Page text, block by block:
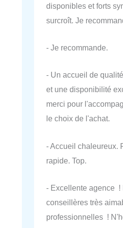
disponibles et forts
surcroît. Je
- Je recommande.
- Un accueil de
et une disponibilité
merci pour
le choix de l'achat.
- Accueil chaleureux.
rapide. Top.
- Excellente agence !
conseillères très
professionnelles !